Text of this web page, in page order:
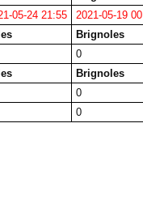
05-24 21:55
2021-05-19
Brignoles
0
Brignoles
0
0